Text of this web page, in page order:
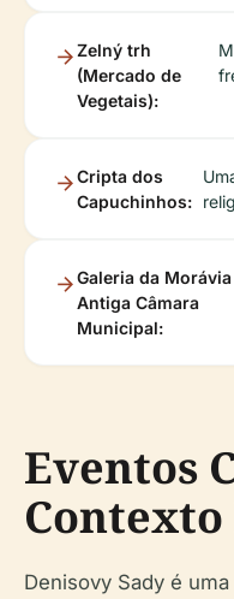
Zelný trh
(Mercado de
Vegetais):
Cripta dos
Capuchinhos:
Galeria da
Antiga Câmara
Municipal:
Eventos
Denisovy Sady é